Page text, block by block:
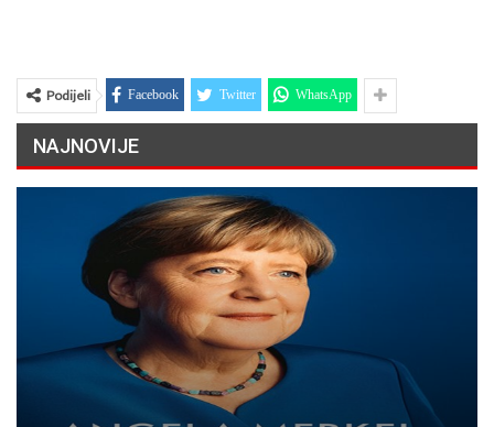
Podijeli Facebook Twitter WhatsApp
NAJNOVIJE